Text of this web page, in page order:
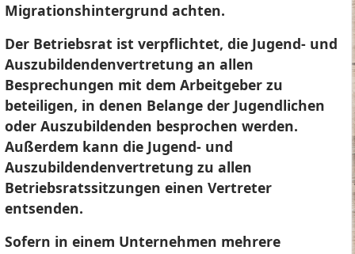
Migrationshintergrund achten.
Der Betriebsrat ist verpflichtet, die Jugend- und
Auszubildendenvertretung an allen
Besprechungen mit dem Arbeitgeber zu
beteiligen, in denen Belange der Jugendlichen
oder Auszubildenden besprochen werden.
Außerdem kann die Jugend- und
Auszubildendenvertretung zu allen
Betriebsratssitzungen einen Vertreter
entsenden.
Sofern in einem Unternehmen mehrere